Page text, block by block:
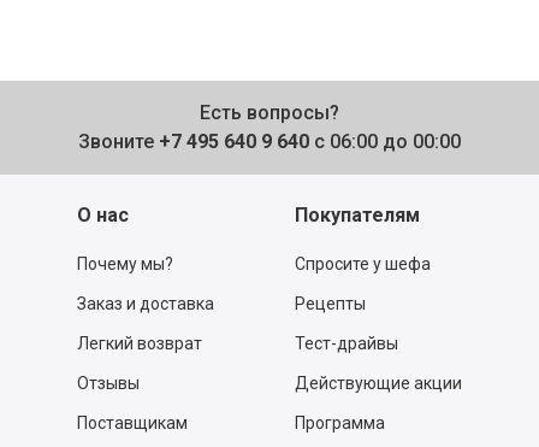
Есть вопросы?
Звоните +7 495 640 9 640 с 06:00 до 00:00
О нас
Почему мы?
Заказ и доставка
Легкий возврат
Отзывы
Поставщикам
Покупателям
Спросите у шефа
Рецепты
Тест-драйвы
Действующие акции
Программа